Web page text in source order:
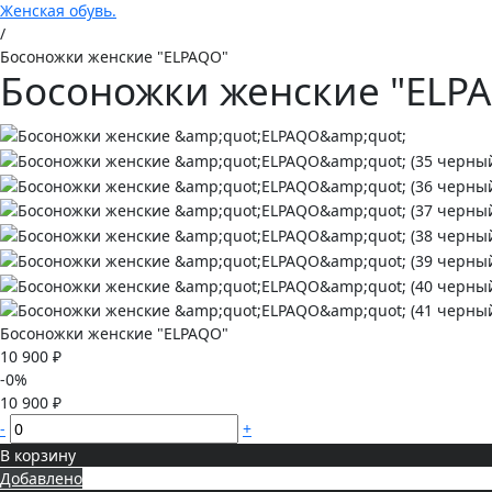
Женская обувь.
/
Босоножки женские "ELPAQO"
Босоножки женские
Босоножки женские "ELPAQO"
10 900 ₽
-0%
10 900 ₽
-
+
В корзину
Добавлено